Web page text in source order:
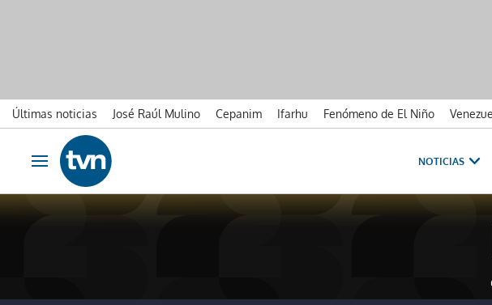
Últimas noticias José Raúl Mulino Cepanim Ifarhu Fenómeno de El Niño
Ir al contenido
Obrir navegació
NOTICIAS